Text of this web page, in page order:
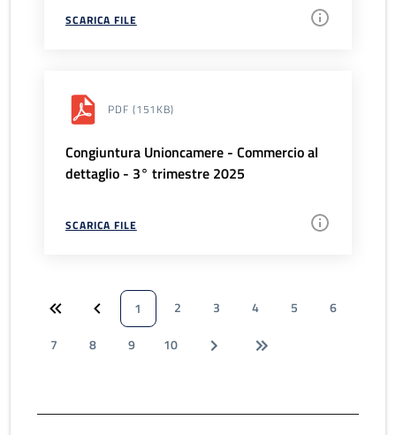
SCARICA FILE
PDF (151KB)
Congiuntura Unioncamere - Commercio al
dettaglio - 3° trimestre 2025
SCARICA FILE
1 2 3 4 5
6
7
8 9 10